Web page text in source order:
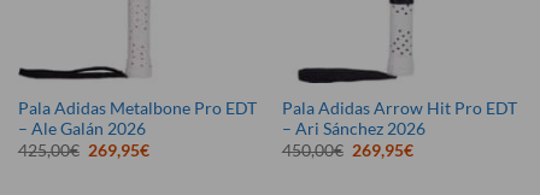
Pala Adidas Metalbone Pro EDT
– Ale Galán 2026
425,00€ El
precio
269,95€El
Pala Adidas Arrow Hit Pro EDT
– Ari Sánchez 2026
450,00€ El
precio
269,95€El